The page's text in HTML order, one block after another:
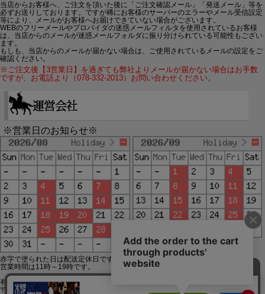
当店からお客様へ、ご注文を頂いた後に「ご注文確認メール」「発送メール」等を
必ずお送りしております。ですが稀にお客様のサーバーのエラーやメール受信設定
等により、メールがお客様へお届けできていない場合がございます。
WEBのフリーメールやプロバイダの迷惑メールフィルタを使用されているお客様
は、当店からのメールが迷惑メールフォルダに振り分けられている可能性もござい
ます。
もしも、当店からのメールが届かない場合は、ご使用されているメールの設定をご
確認ください。
※ご注文後【3営業日】を過ぎても弊社よりメールが届かない場合はお手数
ですが、お電話より（078-332-2013）お問い合わせください。
※営業日のお知らせ※
赤字で塗られた日は配送定休日です。
営業時間は11時～19時です。
有限会社ジップジップ SakuraStyle通販事業部
〒650-0021 神戸市中央区三宮町3-9-19イトウビル1,4F